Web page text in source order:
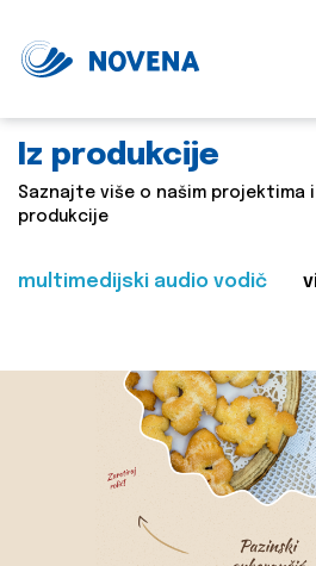
Iz produkcije
Saznajte više o našim projektima
produkcije
multimedijski audio vodič